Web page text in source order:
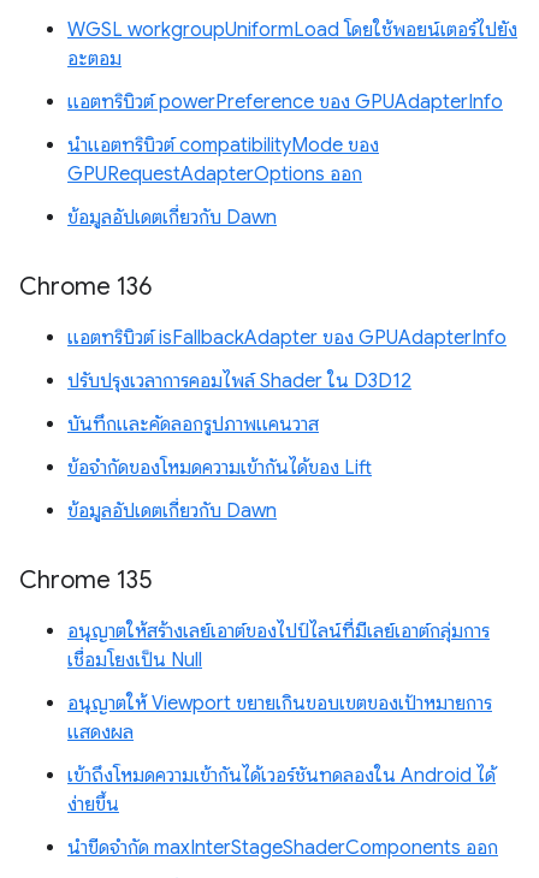
WGSL workgroupUniformLoad โดยใช้พอยน์เตอร์ไปยัง
อะตอม
แอตทริบิวต์ powerPreference ของ GPUAdapterInfo
นำแอตทริบิวต์ compatibilityMode ของ
GPURequestAdapterOptions ออก
ข้อมูลอัปเดตเกี่ยวกับ Dawn
Chrome 136
แอตทริบิวต์ isFallbackAdapter ของ GPUAdapterInfo
ปรับปรุงเวลาการคอมไพล์ Shader ใน D3D12
บันทึกและคัดลอกรูปภาพแคนวาส
ข้อจำกัดของโหมดความเข้ากันได้ของ Lift
ข้อมูลอัปเดตเกี่ยวกับ Dawn
Chrome 135
อนุญาตให้สร้างเลย์เอาต์ของไปป์ไลน์ที่มีเลย์เอาต์กลุ่มการ
เชื่อมโยงเป็น Null
อนุญาตให้ Viewport ขยายเกินขอบเขตของเป้าหมายการ
แสดงผล
เข้าถึงโหมดความเข้ากันได้เวอร์ชันทดลองใน Android ได้
ง่ายขึ้น
นำขีดจำกัด maxInterStageShaderComponents ออก